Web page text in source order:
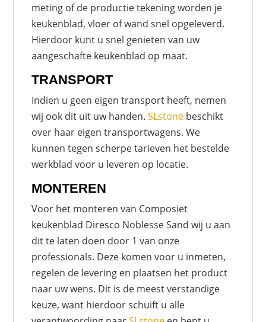
meting of de productie tekening worden je
keukenblad, vloer of wand snel opgeleverd.
Hierdoor kunt u snel genieten van uw
aangeschafte keukenblad op maat.
TRANSPORT
Indien u geen eigen transport heeft, nemen
wij ook dit uit uw handen.SLstone beschikt
over haar eigen transportwagens. We
kunnen tegen scherpe tarieven het bestelde
werkblad voor u leveren op locatie.
MONTEREN
Voor het monteren van Composiet
keukenblad Diresco Noblesse Sand wij u aan
dit te laten doen door 1 van onze
professionals. Deze komen voor u inmeten,
regelen de levering en plaatsen het product
naar uw wens. Dit is de meest verstandige
keuze, want hierdoor schuift u alle